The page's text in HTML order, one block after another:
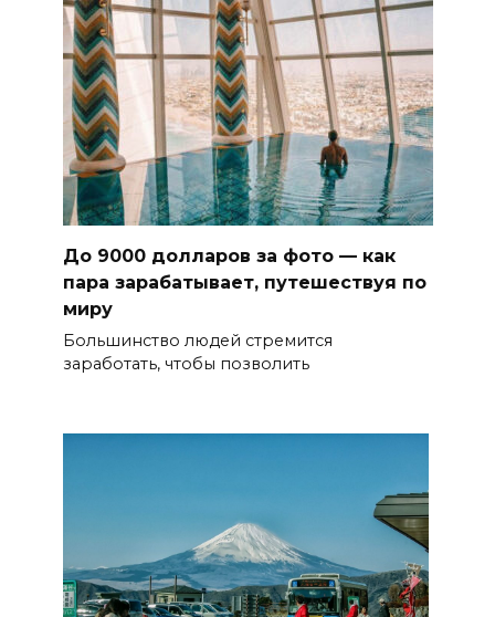
До 9000 долларов за фото — как
пара зарабатывает, путешествуя по
миру
Большинство людей стремится
заработать, чтобы позволить